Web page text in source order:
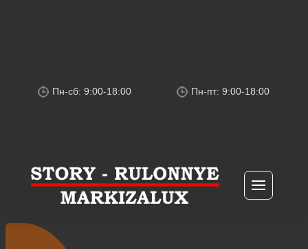
Пн-сб: 9:00-18:00 Пн-пт: 9:00-18:00